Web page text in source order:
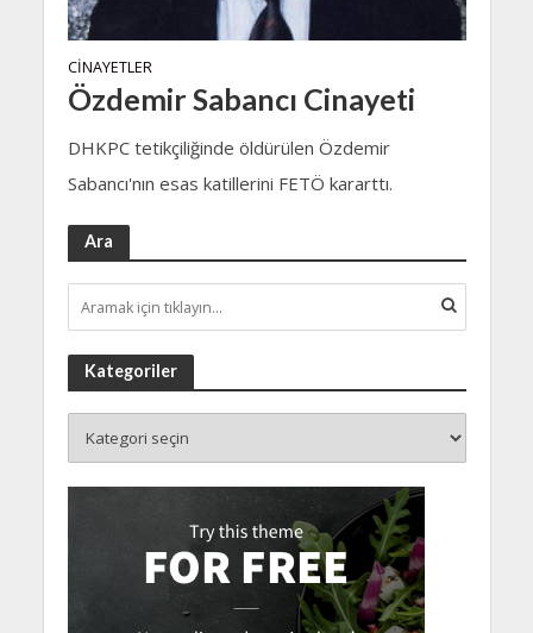
CINAYETLER
Özdemir Sabancı Cinayeti
DHKPC tetikçiliğinde öldürülen Özdemir
Sabancı'nın esas katillerini FETÖ kararttı.
Ara
Kategoriler